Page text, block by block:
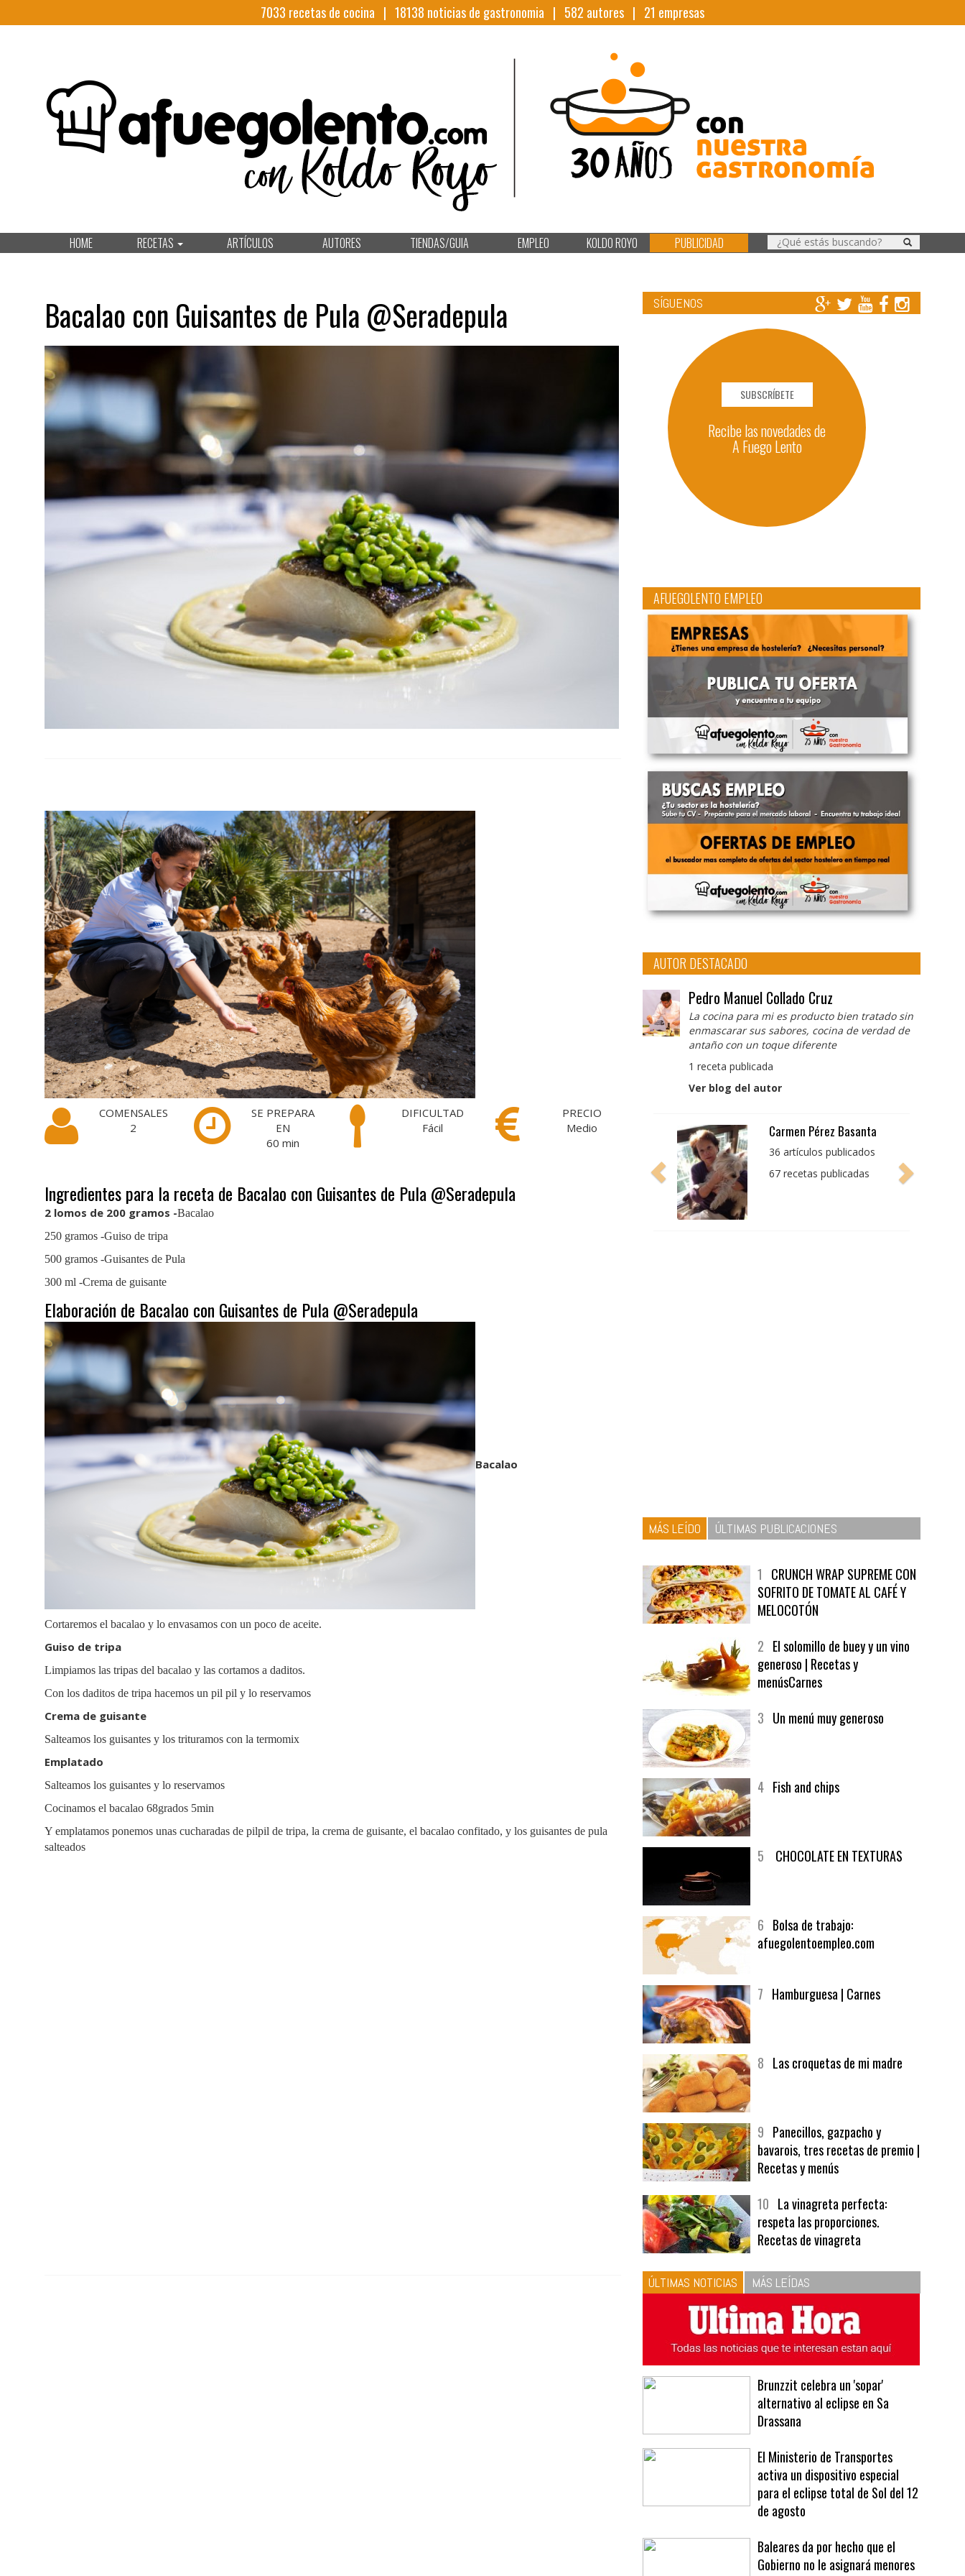
7033 recetas de cocina | 18138 noticias de gastronomia | 582 autores | 21 empresas
HOME RECETAS ARTÍCULOS AUTORES TIENDAS/GUIA EMPLEO KOLDO ROYO PUBLICIDAD
Bacalao con Guisantes de Pula @Seradepula
COMENSALES
2
SE PREPARA
EN
60 min
DIFICULTAD
Fácil
PRECIO
Medio
Ingredientes para la receta de Bacalao con Guisantes de Pula @Seradepula
2 lomos de 200 gramos -Bacalao
250 gramos -Guiso de tripa
500 gramos -Guisantes de Pula
300 ml -Crema de guisante
Elaboración de Bacalao con Guisantes de Pula @Seradepula
Bacalao
Cortaremos el bacalao y lo envasamos con un poco de aceite.
Guiso de tripa
Limpiamos las tripas del bacalao y las cortamos a daditos.
Con los daditos de tripa hacemos un pil pil y lo reservamos
Crema de guisante
Salteamos los guisantes y los trituramos con la termomix
Emplatado
Salteamos los guisantes y lo reservamos
Cocinamos el bacalao 68grados 5min
Y emplatamos ponemos unas cucharadas de pilpil de tripa, la crema de guisante, el bacalao confitado, y los guisantes de pula
salteados
SÍGUENOS
SUBSCRÍBETE
Recibe las novedades de
A Fuego Lento
AFUEGOLENTO EMPLEO
AUTOR DESTACADO
Pedro Manuel Collado Cruz
La cocina para mi es producto bien tratado sin
enmascarar sus sabores, cocina de verdad de
antaño con un toque diferente
1 receta publicada
Ver blog del autor
Pedro Manuel Collado
Cruz
producto bien tratado
MÁS LEÍDO ÚLTIMAS PUBLICACIONES
SOFRITO DE TOMATE AL CAFÉ Y
MELOCOTÓN
generoso | Recetas y
afuegolentoempleo.com
bavarois, tres recetas de premio |
Recetas y menús
respeta las proporciones.
Recetas de vinagreta
ÚLTIMAS NOTICIAS MÁS LEÍDAS
alternativo al eclipse en Sa
Drassana
El Ministerio de Transportes
para el eclipse total de Sol del 12
de agosto